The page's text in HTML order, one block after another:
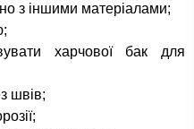
з іншими матеріалами;
харчової бак для
швів;